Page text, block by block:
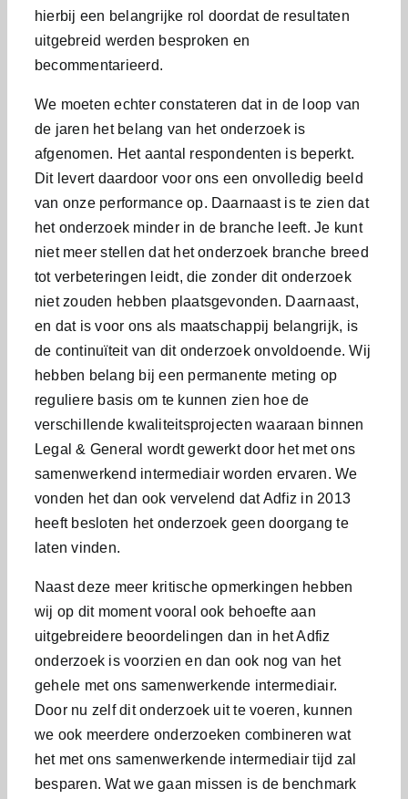
hierbij een belangrijke rol doordat de resultaten
uitgebreid werden besproken en
becommentarieerd.
We moeten echter constateren dat in de loop van
de jaren het belang van het onderzoek is
afgenomen. Het aantal respondenten is beperkt.
Dit levert daardoor voor ons een onvolledig beeld
van onze performance op. Daarnaast is te zien dat
het onderzoek minder in de branche leeft. Je kunt
niet meer stellen dat het onderzoek branche breed
tot verbeteringen leidt, die zonder dit onderzoek
niet zouden hebben plaatsgevonden. Daarnaast,
en dat is voor ons als maatschappij belangrijk, is
de continuïteit van dit onderzoek onvoldoende. Wij
hebben belang bij een permanente meting op
reguliere basis om te kunnen zien hoe de
verschillende kwaliteitsprojecten waaraan binnen
Legal & General wordt gewerkt door het met ons
samenwerkend intermediair worden ervaren. We
vonden het dan ook vervelend dat Adfiz in 2013
heeft besloten het onderzoek geen doorgang te
laten vinden.
Naast deze meer kritische opmerkingen hebben
wij op dit moment vooral ook behoefte aan
uitgebreidere beoordelingen dan in het Adfiz
onderzoek is voorzien en dan ook nog van het
gehele met ons samenwerkende intermediair.
Door nu zelf dit onderzoek uit te voeren, kunnen
we ook meerdere onderzoeken combineren wat
het met ons samenwerkende intermediair tijd zal
besparen. Wat we gaan missen is de benchmark